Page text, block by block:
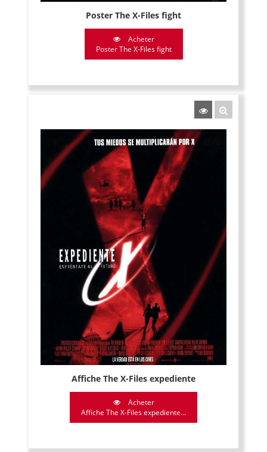
Poster The X-Files fight
Acheter
Poster The X-Files fight
Affiche The X-Files expediente
Acheter
Affiche The X-Files expediente...